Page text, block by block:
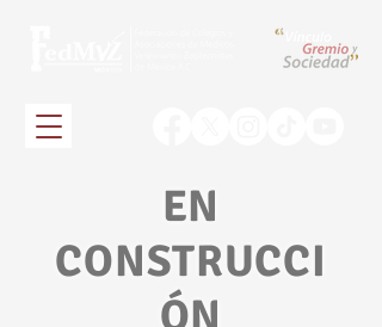
EN
CONSTRUCCI